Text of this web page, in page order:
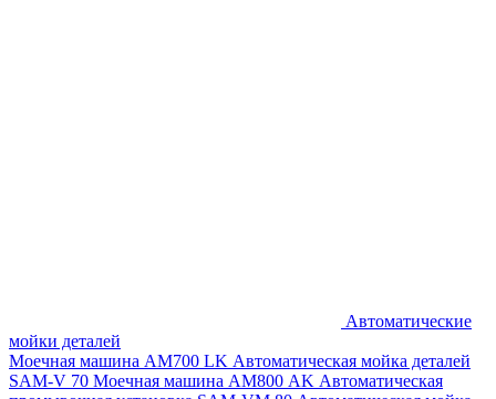
Автоматические
мойки деталей
Моечная машина AM700 LK Автоматическая мойка деталей
SAM-V 70 Моечная машина АМ800 AK Автоматическая